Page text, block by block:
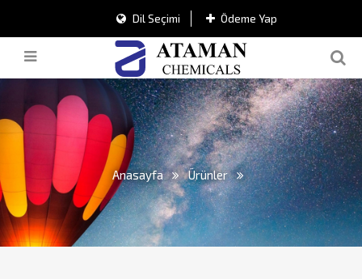
Dil Seçimi Ödeme Yap
Anasayfa Ürünler